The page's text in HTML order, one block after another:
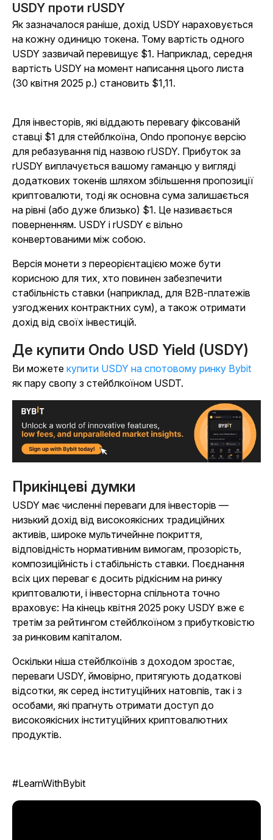
USDY проти rUSDY
Як зазначалося раніше, дохід USDY нараховується
на кожну одиницю токена. Тому вартість одного
USDY зазвичай перевищує $1. Наприклад, середня
вартість USDY на момент написання цього листа
(30 квітня 2025 р.) становить $1,11.
Для інвесторів, які віддають перевагу фіксованій
ставці $1 для стейблкоїна, Ondo пропонує версію
для ребазування під назвою rUSDY. Прибуток за
rUSDY виплачується вашому гаманцю у вигляді
додаткових токенів шляхом збільшення пропозиції
криптовалюти, тоді як основна сума залишається
на рівні (або дуже близько) $1. Це називається
поверненням. USDY і rUSDY є вільно
конвертованими між собою.
Версія монети з переорієнтацією може бути
корисною для тих, хто повинен забезпечити
стабільність ставки (наприклад, для B2B-платежів
узгоджених контрактних сум), а також отримати
дохід від своїх інвестицій.
Де купити Ondo USD Yield (USDY)
Ви можете купити USDY на спотовому ринку Bybit
як пару свопу з стейблкоїном USDT.
Прикінцеві думки
USDY має численні переваги для інвесторів —
низький дохід від високоякісних традиційних
активів, широке мультичейнне покриття,
відповідність нормативним вимогам, прозорість,
композиційність і стабільність ставки. Поєднання
всіх цих переваг є досить рідкісним на ринку
криптовалюти, і інвесторна спільнота точно
враховує: На кінець квітня 2025 року USDY вже є
третім за рейтингом стейблкоїном з прибутковістю
за ринковим капіталом.
Оскільки ніша стейблкоїнів з доходом зростає,
переваги USDY, ймовірно, притягують додаткові
відсотки, як серед інституційних натовпів, так і з
особами, які прагнуть отримати доступ до
високоякісних інституційних криптовалютних
продуктів.
#LearnWithBybit